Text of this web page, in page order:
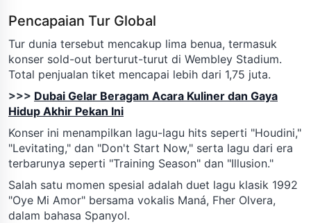
Pencapaian Tur Global
Tur dunia tersebut mencakup lima benua, termasuk
konser sold-out berturut-turut di Wembley Stadium.
Total penjualan tiket mencapai lebih dari 1,75 juta.
>>> Dubai Gelar Beragam Acara Kuliner dan Gaya
Hidup Akhir Pekan Ini
Konser ini menampilkan lagu-lagu hits seperti "Houdini,"
"Levitating," dan "Don't Start Now," serta lagu dari era
terbarunya seperti "Training Season" dan "Illusion."
Salah satu momen spesial adalah duet lagu klasik 1992
"Oye Mi Amor" bersama vokalis Maná, Fher Olvera,
dalam bahasa Spanyol.